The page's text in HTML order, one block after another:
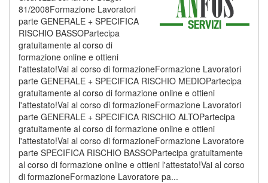
81/2008Formazione Lavoratori
parte GENERALE + SPECIFICA
RISCHIO BASSOPartecipa
gratuitamente al corso di
formazione online e ottieni
l'attestato!Vai al corso di formazioneFormazione Lavoratori
parte GENERALE + SPECIFICA RISCHIO MEDIOPartecipa
gratuitamente al corso di formazione online e ottieni
l'attestato!Vai al corso di formazioneFormazione Lavoratori
parte GENERALE + SPECIFICA RISCHIO ALTOPartecipa
gratuitamente al corso di formazione online e ottieni
l'attestato!Vai al corso di formazioneFormazione Lavoratore
parte SPECIFICA RISCHIO BASSOPartecipa gratuitamente
al corso di formazione online e ottieni l'attestato!Vai al corso
di formazioneFormazione Lavoratore pa...